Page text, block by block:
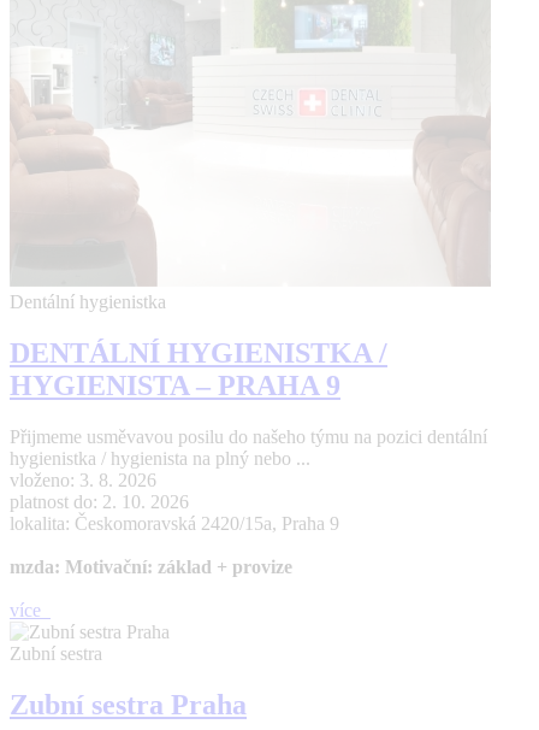
Dentální hygienistka
DENTÁLNÍ HYGIENISTKA /
HYGIENISTA – PRAHA 9
Přijmeme usměvavou posilu do našeho týmu na pozici dentální
hygienistka / hygienista na plný nebo ...
vloženo: 3. 8. 2026
platnost do: 2. 10. 2026
lokalita: Českomoravská 2420/15a, Praha 9
mzda: Motivační: základ + provize
více
Zubní sestra
Zubní sestra Praha